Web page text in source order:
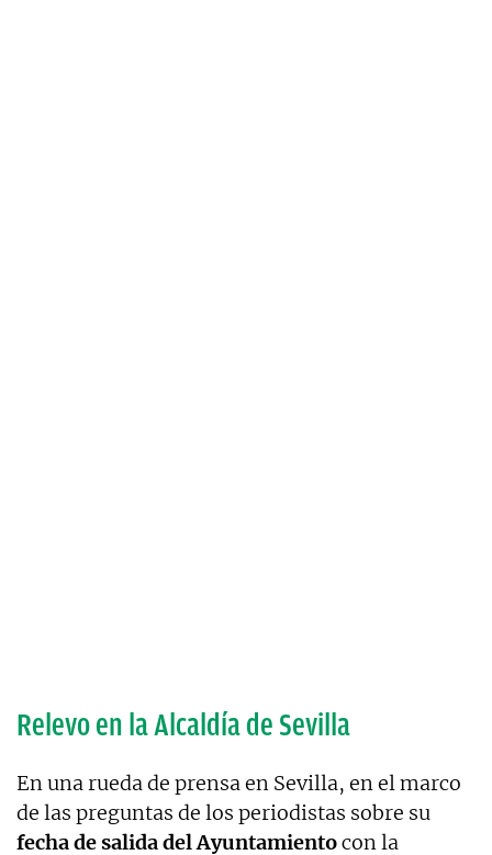
Relevo en la Alcaldía de Sevilla
En una rueda de prensa en Sevilla, en el marco
de las preguntas de los periodistas sobre su
fecha de salidadel Ayuntamientocon la